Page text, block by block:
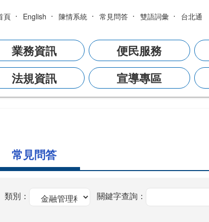
頁 English 陳情系統 常見問答 雙語詞彙 台北通
業務資訊 便民服務
法規資訊 宣導專區
常見問答
類別： 關鍵字查詢：